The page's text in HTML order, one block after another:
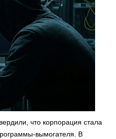
что корпорация стала
вымогателя. В